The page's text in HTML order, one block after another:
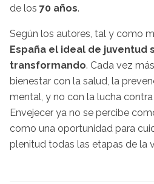
de los 70 años.
Según los autores, tal y como
España el ideal de juventud
transformando. Cada vez
bienestar con la salud, la
mental, y no con la lucha
Envejecer ya no se percibe
como una oportunidad para
plenitud todas las etapas de la